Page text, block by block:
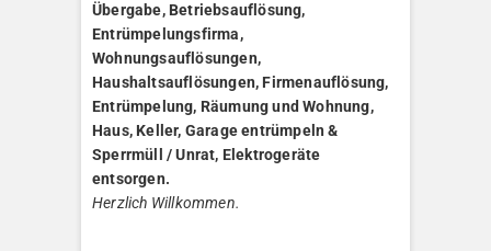
Übergabe, Betriebsauflösung,
Entrümpelungsfirma,
Wohnungsauflösungen,
Haushaltsauflösungen, Firmenauflösung,
Entrümpelung, Räumung und Wohnung,
Haus, Keller, Garage entrümpeln &
Sperrmüll / Unrat, Elektrogeräte
entsorgen.
Herzlich Willkommen.